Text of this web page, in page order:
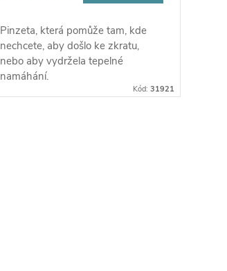
Pinzeta, která pomůže tam, kde
nechcete, aby došlo ke zkratu,
nebo aby vydržela tepelné
namáhání.
Kód: 31921